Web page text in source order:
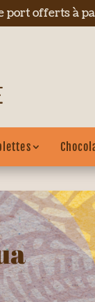
port offerts à